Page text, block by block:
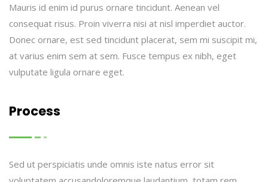
Mauris id enim id purus ornare tincidunt. Aenean vel
consequat risus. Proin viverra nisi at nisl imperdiet auctor.
Donec ornare, est sed tincidunt placerat, sem mi suscipit mi,
at varius enim sem at sem. Fusce tempus ex nibh, eget
vulputate ligula ornare eget.
Process
Sed ut perspiciatis unde omnis iste natus error sit